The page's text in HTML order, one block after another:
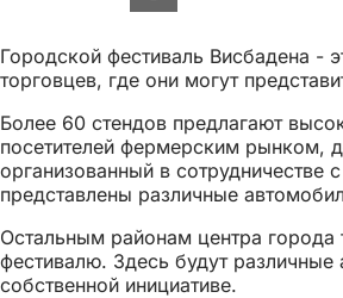
Городской фестиваль Висбадена -
торговцев, где они могут
Более 60 стендов предлагают
посетителей фермерским рынком,
организованный в
представлены различные
Остальным районам центра
фестивалю. Здесь будут
собственной инициативе.